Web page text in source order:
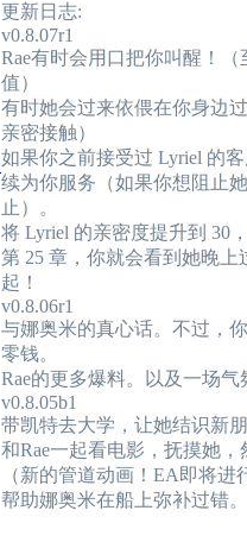
更新日志:
v0.8.07r1
Rae有时会用口把你叫醒！（
值）
有时她会过来依偎在你身边
亲密接触）
如果你之前接受过 Lyriel 的
续为你服务（如果你想阻止
止）。
将 Lyriel 的亲密度提升到 30
第 25 章，你就会看到她晚上
起！
v0.8.06r1
与娜奥米的真心话。不过，
零钱。
Rae的更多爆料。以及一场气
v0.8.05b1
带凯特去大学，让她结识新
和Rae一起看电影，抚摸她
（新的管道动画！EA即将进
帮助娜奥米在船上弥补过错。